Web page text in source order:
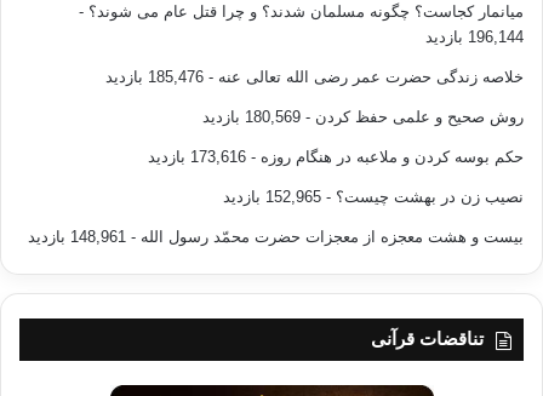
میانمار کجاست؟ چگونه مسلمان شدند؟ و چرا قتل عام می شوند؟ -
196,144 بازدید
خلاصه زندگی حضرت عمر رضی الله تعالی عنه - 185,476 بازدید
روش صحیح و علمی حفظ کردن - 180,569 بازدید
حکم بوسه کردن و ملاعبه در هنگام روزه - 173,616 بازدید
نصیب زن در بهشت چیست؟ - 152,965 بازدید
بیست و هشت معجزه از معجزات حضرت محمّد رسول الله - 148,961 بازدید
تناقضات قرآنی